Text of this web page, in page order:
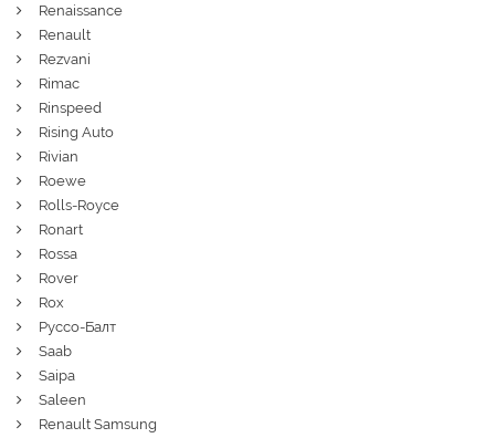
Renaissance
Renault
Rezvani
Rimac
Rinspeed
Rising Auto
Rivian
Roewe
Rolls-Royce
Ronart
Rossa
Rover
Rox
Руссо-Балт
Saab
Saipa
Saleen
Renault Samsung